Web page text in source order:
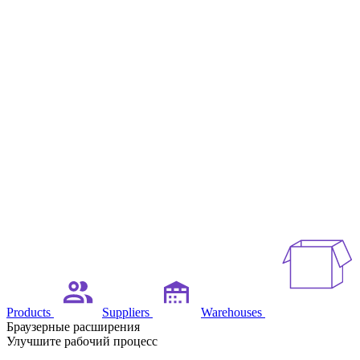
Products Suppliers Warehouses
Браузерные расширения
Улучшите рабочий процесс